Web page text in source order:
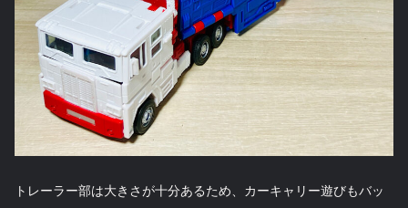
トレーラー部は大きさが十分あるため、カーキャリー遊びもバッ